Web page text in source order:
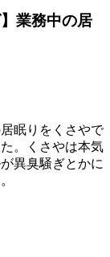
業務中の居
眠りをくさやで
。くさやは本気
異臭騒ぎとかに